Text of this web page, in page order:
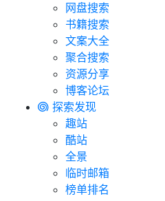
网盘搜索
书籍搜索
文案大全
聚合搜索
资源分享
博客论坛
探索发现
趣站
酷站
全景
临时邮箱
榜单排名